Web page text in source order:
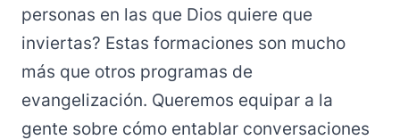
personas en las que Dios quiere que
inviertas? Estas formaciones son mucho
más que otros programas de
evangelización. Queremos equipar a la
gente sobre cómo entablar conversaciones